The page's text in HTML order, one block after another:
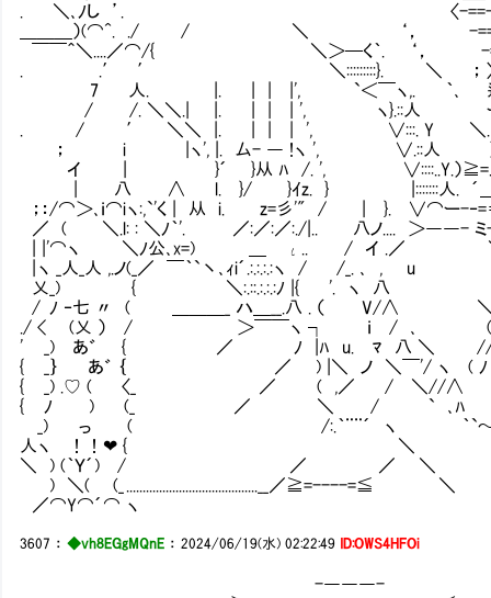
. ＼､ﾉし ’. 〈-==-_ ⌒ヽ ／二二=／
＿＿＿）(⌒^. ./ / ＼ ‘， -==-_、_,／〉 {ﾆ}{ﾆ}
￣￣＾＼....／⌒/{ ＼＞─く｀. ‘， -=ﾆ=-／ {ﾆ
. .′ ′ ＼:::::::::}. ＼ ； 〉-=く＿＿
7 人. |. | | |', `＜￣ヽ,. ｀､ 辷ニニ
/ /. ＼＼.| |. | | | ', ヽ}.::人 ー=
. / ′ ＼＼ |. | | | ', ∨:::. Y ＼. 〔ﾆﾆ／ ノ
； i |ヽ', |. 厶- ― !ヽ ', ∨.::人 ） ,/-/ ／＼
イ | }´Ⅵ }从 ﾊ /. ', ∨::::..Y.）≧=. {-_{__／／＾
| 八 ∧ l. }/ }ｲz. } |:::::::人. ´＿. ￣￣ .r{
；：/⌒＞､ｉ⌒iヽ:,`'く | 从 i. z=彡'" / | }. ∨⌒ー-
／ ( ＼.l: : ＼ﾉ｀'. ／:／:／:./|.. 八ノ....
| |'⌒ヽ ＼ﾉ公､x=) ＿ ι.. / イ .／ ＼￣
| ヽ _人_人 ,.ノ(_／ ￣｀`丶､ｨi´.:.:.:.:
乂_) { ＼:.::.:.:.:ﾉ |{ '. ヽ 八
/ ﾉ ‐七 〃 ( ＿＿＿_ ハ＿__.八 . （
./ < (乂 ） / ＞￣￣ヽ ┐ ｉ / ､ (
' _) あ゛ { ／ ﾉ |ﾊ u. ﾏ 八 ＼
{ _｝ あ゛ ｛ ／ ) |＼ ノ ＼￣'/ ヽ ( ﾉ `
{ _) .♡ ( 〈_ ／ ( ,／ / ＼//∧ ` 〈
{ ﾉ ) (_ ／ ＼ / ` ､ﾊ ) ／-
_) っ ( /:.｀¨¨´ ヽ ｀`～( _ /
人ヽ ！！❤ { ＼ ) /｀`丶､ {ニ
＼ ) (｀Ｙ´) / ／ ／ ＼ し
) ＼( (_ ........................................__
／⌒Y⌒´⌒ ヽ
3607 ：◆vh8EGgMQnE ：2024/06/19(水) 02:22:49 ID:OWS4HFOi
-―――-